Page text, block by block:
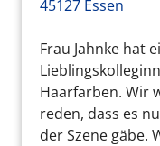
45127 Essen
Frau Jahnke hat
Haarfarben. Wir
reden, dass es
der Szene gäbe.